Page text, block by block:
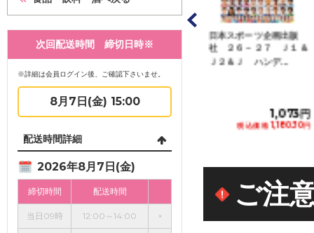
次回配送時間 締切日時※
※詳細は会員ログイン後、ご確認下さいませ。
8月7日(金) 15:00
配送時間詳細
2026年8月7日(金)
締切時間 配送時間
当日09時 12:00～14:00 ×
ャパン くまの
楽しい...
272円
カートに追加
社 ２６－２７ Ｊ１＆
Ｊ２＆Ｊ３選手名...
1,264円
カートに追加
日本スポーツ企画出版
社 ２６－２７ Ｊ１＆
Ｊ２＆Ｊ ハンデ...
1,073円
税込価格 1,180.30円
ご注